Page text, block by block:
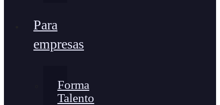
Para
empresas
Forma
Talento